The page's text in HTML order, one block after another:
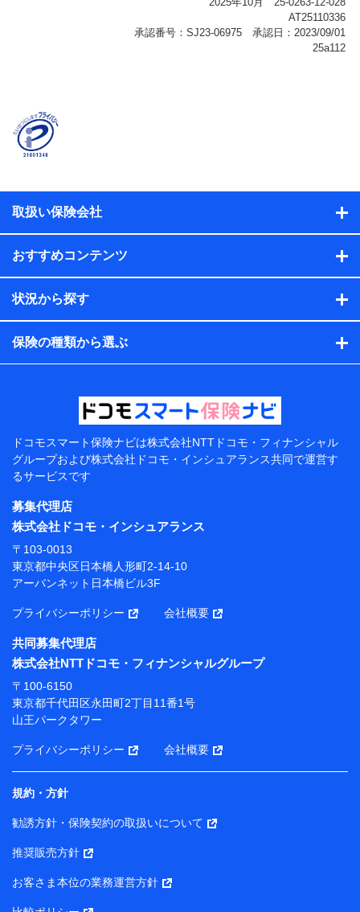
に関する情報、アンケートの回答に関する情報などが含
名、住所、生年月日、性別、保険契約者と被保険者の関
係、保険加入の目的、保険商品の内容、保険料、保険料
のお支払方法、車のメーカーや走行距離などの情報、建
ル内容や送信履歴の情報及び保険の更改案内等を提供し
保険契約情報
当社または株式会社NTTドコモ・フィナンシャルグルー
プが取得し、又は保有する保険契約に関する情報。例と
して、保険契約者及び被保険者の氏名、住所、生年月
日、性別、保険契約者と被保険者の関係、保険加入の目
的、保険商品の内容、保険料、保険料のお支払方法、車
のメーカーや走行距離などの情報、建物の構造や築年数
などの情報、ペットの種類や年齢などの情報などが含ま
提供当事者から受領当事者が個人データを取得する方法
電子的・電磁的方法等
【共同して利用する者の範囲】
当社
株式会社NTTドコモ・フィナンシャルグループ
【利用目的】
当社または株式会社NTTドコモ・フィナンシャルグルー
プが提供する保険関連サービスにおけるユーザー登録受
付および管理のため
当社または株式会社NTTドコモ・フィナンシャルグルー
携会社の保険その他に関する情報を提供するため、また
維持管理等の委託業務遂行のため、またそれらに付帯、
関連する当社または株式会社NTTドコモ・フィナンシャ
ルグループおよび提携会社のサービスを案内、提供する
ため
（各サービスで取得したサービス利用履歴、ウェブサイ
トの閲覧履歴、購買履歴、ご契約内容等のパーソナルデ
ータを分析して、お客さまの趣味・嗜好・傾向に応じた
サービス・商品等に関するご提案や広告の配信等を行う
ことがあります。）
各種セミナーの開催のため
コンサルティングサービスの実施のため
アンケートやキャンペーン等の実施のため
上記に係る案内・手続き・管理等付帯業務を行うため
所・代表者名】
取扱い保険会社
おすすめコンテンツ
状況から探す
保険の種類から選ぶ
ドコモスマート保険ナビは株式会社NTTドコモ・フィナンシャル
グループおよび株式会社ドコモ・インシュアランス共同で運営す
るサービスです
募集代理店
株式会社ドコモ・インシュアランス
〒103-0013
東京都中央区日本橋人形町2-14-10
アーバンネット日本橋ビル3F
プライバシーポリシー 会社概要
共同募集代理店
株式会社NTTドコモ・フィナンシャルグループ
〒100-6150
東京都千代田区永田町2丁目11番1号
山王パークタワー
プライバシーポリシー 会社概要
規約・方針
勧誘方針・保険契約の取扱いについて
推奨販売方針
お客さま本位の業務運営方針